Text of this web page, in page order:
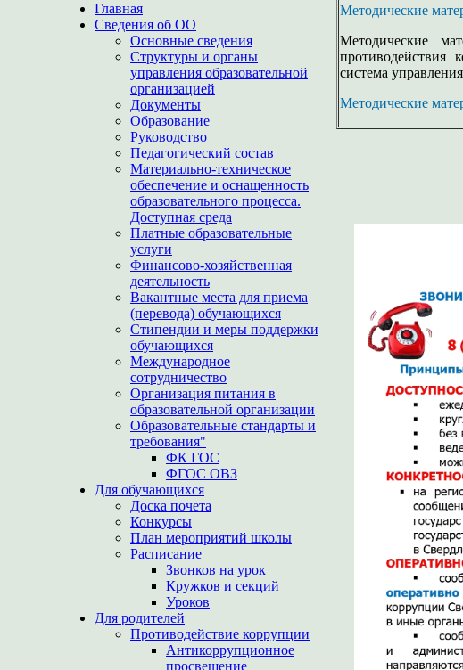
Главная
Сведения об ОО
Основные сведения
Структуры и органы
управления образовательной
организацией
Документы
Образование
Руководство
Педагогический состав
Материально-техническое
обеспечение и оснащенность
образовательного процесса.
Доступная среда
Платные образовательные
услуги
Финансово-хозяйственная
деятельность
Вакантные места для приема
(перевода) обучающихся
Стипендии и меры поддержки
обучающихся
Международное
сотрудничество
Организация питания в
образовательной организации
Образовательные стандарты и
требования"
ФК ГОС
ФГОС ОВЗ
Для обучающихся
Доска почета
Конкурсы
План мероприятий школы
Расписание
Звонков на урок
Кружков и секций
Уроков
Для родителей
Противодействие коррупции
Антикоррупционное
просвещение
Методические
Методические
противодействия
система
Методические